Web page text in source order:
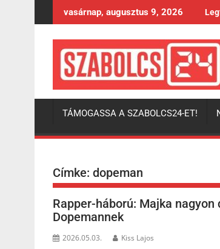
to
vasárnap, augusztus 9, 2026
TÁMOGASSA A SZABOLCS24-ET!
Címke: dopeman
Rapper-háború: Majka
Dopemannek
2026.05.03. Kiss Lajos